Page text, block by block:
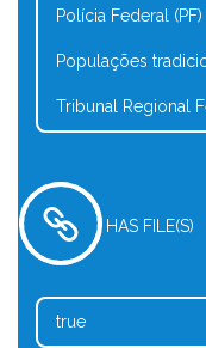
Polícia Federal (PF)
Populações
Tribunal Regional
HAS FILE(S)
true